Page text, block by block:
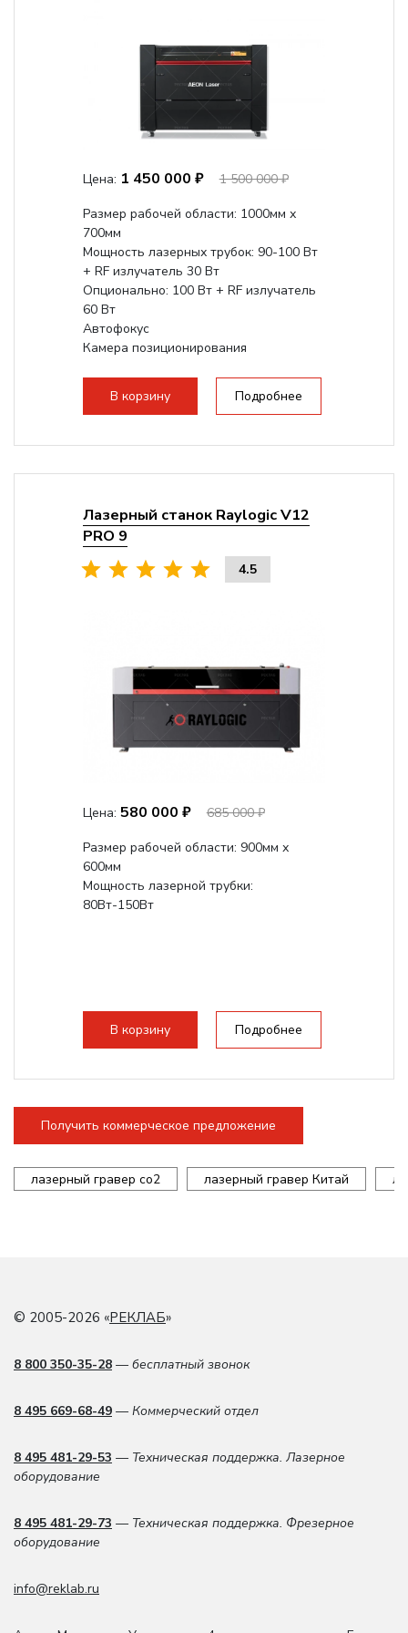
Цена: 1 450 000 ₽
1 500 000 ₽
Размер рабочей области: 1000мм х
700мм
Мощность лазерных трубок: 90-100 Вт
+ RF излучатель 30 Вт
Опционально: 100 Вт + RF излучатель
60 Вт
Автофокус
Камера позиционирования
2000 мм/с...
В корзину Подробнее
Лазерный станок Raylogic V12
PRO 9
4.5
Цена: 580 000 ₽
685 000 ₽
Размер рабочей области: 900мм х
600мм
Мощность лазерной трубки:
80Вт-150Вт
В корзину Подробнее
Получить коммерческое предложение
лазерный гравер co2 лазерный гравер Китай
© 2005-2026 «РЕКЛАБ»
8 800 350-35-28 — бесплатный звонок
8 495 669-68-49 — Коммерческий отдел
8 495 481-29-53 — Техническая поддержка. Лазерное
оборудование
8 495 481-29-73 — Техническая поддержка. Фрезерное
оборудование
info@reklab.ru